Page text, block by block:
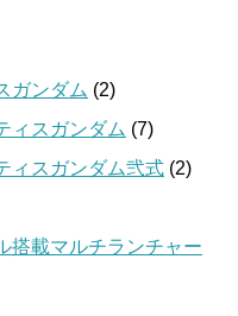
ガンダム (2)
ィスガンダム (7)
ィスガンダム弐式 (2)
搭載マルチランチャー